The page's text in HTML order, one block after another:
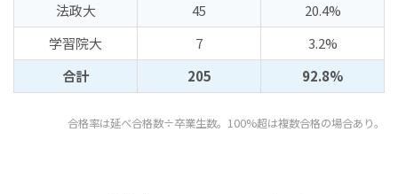
法政大
45
20.4%
学習院大
7
3.2%
合計
205 92.8%
合格率は延べ合格数÷卒業生数。100%超は複数合格の場合あり。